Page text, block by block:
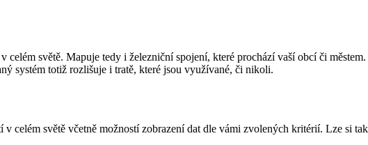
světě. Mapuje tedy i železniční spojení, které prochází vaší obcí či
systém totiž rozlišuje i tratě, které jsou využívané, či nikoli.
celém světě včetně možností zobrazení dat dle vámi zvolených kritérií. Lze si